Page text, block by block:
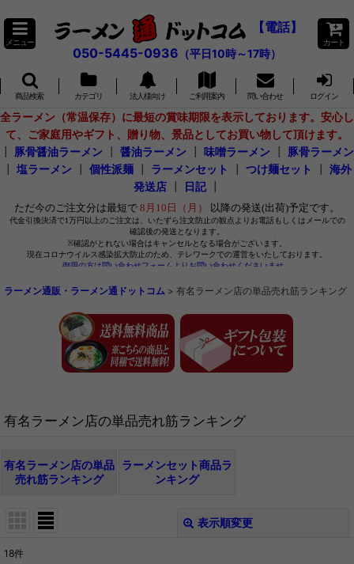
メニュー
【電話】
050-5445-0936 （平日10時～17時）
カート
商品検索 カテゴリ 法人様向け ご利用案内 問い合わせ ログイン
全ラーメン（常温保存）に最短の賞味期限を表示しております。安心し
て、ご家庭用やギフト、贈り物、景品としてお買い物して頂けます。
豚骨醤油ラーメン 醤油ラーメン 味噌ラーメン
豚骨ラーメン
塩ラーメン 個性派麺 ラーメンセット つけ麺セット
海外
発送店
日記┃
ラーメン通販・ラーメン通ドットコム > 有名ラーメン店の単品売れ筋ランキング
有名ラーメン店の単品売れ筋ランキング
有名ラーメン店の単品
売れ筋ランキング
ラーメンセット商品ラ
ンキング
表示順変更
18件